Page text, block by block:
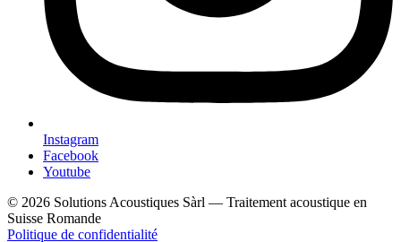
Instagram
Facebook
Youtube
© 2026 Solutions Acoustiques Sàrl — Traitement acoustique en
Suisse Romande
Politique de confidentialité